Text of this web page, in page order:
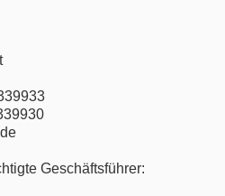
Geschäftsführer: